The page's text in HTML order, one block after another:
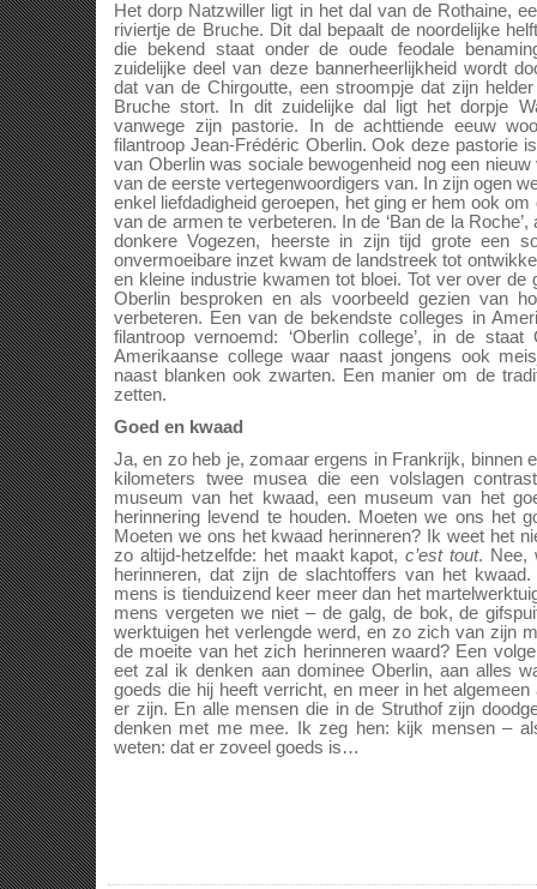
Het dorp Natzwiller ligt in het dal van de Rothaine,
riviertje de Bruche. Dit dal bepaalt de noordelijke
die bekend staat onder de oude feodale
zuidelijke deel van deze bannerheerlijkheid wordt
dat van de Chirgoutte, een stroompje dat zijn
Bruche stort. In dit zuidelijke dal ligt het dorpje
vanwege zijn pastorie. In de achttiende eeuw
filantroop Jean-Frédéric Oberlin. Ook deze pastorie
van Oberlin was sociale bewogenheid nog een
van de eerste vertegenwoordigers van. In zijn ogen
enkel liefdadigheid geroepen, het ging er hem ook
van de armen te verbeteren. In de ‘Ban de la
donkere Vogezen, heerste in zijn tijd grote een
onvermoeibare inzet kwam de landstreek tot
en kleine industrie kwamen tot bloei. Tot ver over de
Oberlin besproken en als voorbeeld gezien van
verbeteren. Een van de bekendste colleges in
filantroop vernoemd: ‘Oberlin college’, in de
Amerikaanse college waar naast jongens ook
naast blanken ook zwarten. Een manier om de
zetten.
Goed en kwaad
Ja, en zo heb je, zomaar ergens in Frankrijk, binnen
kilometers twee musea die een volslagen
museum van het kwaad, een museum van het
herinnering levend te houden. Moeten we ons het
Moeten we ons het kwaad herinneren? Ik weet het
zo altijd-hetzelfde: het maakt kapot,c’est tout. Nee,
herinneren, dat zijn de slachtoffers van het
mens is tienduizend keer meer dan het
mens vergeten we niet – de galg, de bok, de
werktuigen het verlengde werd, en zo zich van zijn
de moeite van het zich herinneren waard? Een
eet zal ik denken aan dominee Oberlin, aan alles
goeds die hij heeft verricht, en meer in het
er zijn. En alle mensen die in de Struthof zijn
denken met me mee. Ik zeg hen: kijk mensen –
weten: dat er zoveel goeds is…